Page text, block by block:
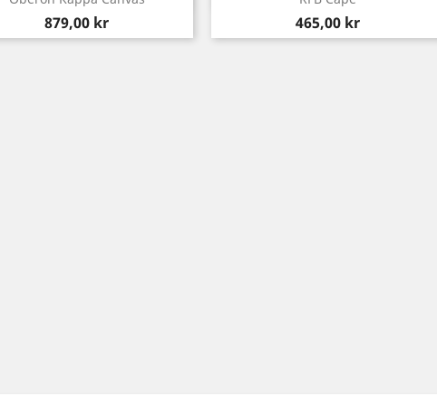
Pris
879,00 kr Pris
465,00 kr